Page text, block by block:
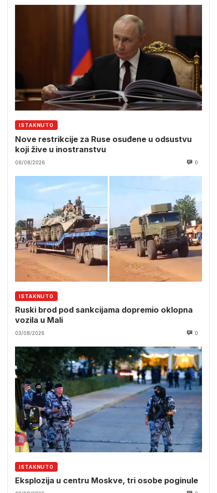
ISTAKNUTO
Nove restrikcije za Ruse osuđene u odsustvu
koji žive u inostranstvu
06/08/2026 0
ISTAKNUTO
Ruski brod pod sankcijama dopremio oklopna
vozila u Mali
03/08/2026 0
ISTAKNUTO
Eksplozija u centru Moskve, tri osobe poginule